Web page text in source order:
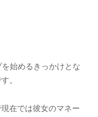
を始めるきっかけとな
。
在では彼女のマネー